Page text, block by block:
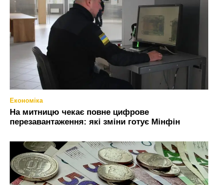
Економіка
На митницю чекає повне цифрове
перезавантаження: які зміни готує Мінфін